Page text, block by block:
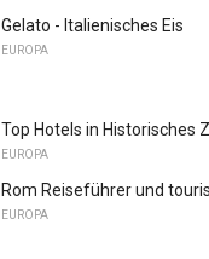
Gelato - Italienisches Eis
EUROPA
Top Hotels in Historisches
EUROPA
Rom Reiseführer und
EUROPA